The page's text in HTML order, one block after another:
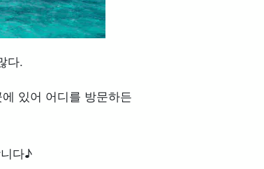
다.
있어 어디를 방문하든
다♪